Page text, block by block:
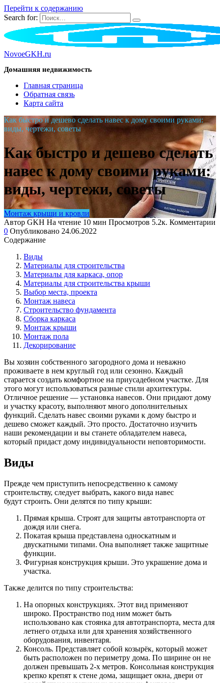
Перейти к содержанию
Search for:
NovoeGKH.ru
Домашняя недвижимость
Главная страница
Обратная связь
Карта сайта
Как быстро и дешево сделать навес к дому своими руками:
виды, чертежи, советы
Как быстро и дешево сделать
навес к дому своими руками:
виды, чертежи, советы
Монтаж крыши и кровли
Автор GKH На чтение 10 мин Просмотров 5.2к. Комментарии
0 Опубликовано 24.06.2022
Содержание
Виды
Материалы для строительства
Материалы для каркаса, опор
Материалы для строительства крыши
Выбор места, проекта
Монтаж навеса
Строительство фундамента
Сборка каркаса
Монтаж крыши
Монтаж пола
Декорирование
Вы хозяин собственного загородного дома и неважно
проживаете в нем круглый год или сезонно. Каждый
старается создать комфортное на приусадебном участке. Для
этого могут использоваться разные стили архитектуры.
Отличное решение — установка навесов. Они придают дому
и участку красоту, выполняют много дополнительных
функций. Сделать навес своими руками к дому быстро и
дешево сможет каждый. Это просто. Достаточно изучить
наши рекомендации и вы станете обладателем навеса,
который придаст дому индивидуальности неповторимости.
Виды
Прежде чем приступить непосредственно к самому
строительству, следует выбрать, какого вида навес
будут строить. Они делятся по типу крыши:
Прямая крыша. Строят для защиты автотранспорта от
дождя или снега.
Покатая крыша представлена односкатным и
двускатными типами. Она выполняет также защитные
функции.
Фигурная конструкция крыши. Это украшение дома и
участка.
Также делится по типу строительства:
На опорных конструкциях. Этот вид применяют
широко. Пространство под ним может быть
использовано как стоянка для автотранспорта, места для
летнего отдыха или для хранения хозяйственного
оборудования, инвентаря.
Консоль. Представляет собой козырёк, который может
быть расположен по периметру дома. По ширине он не
должен превышать 2-х метров. Консольная конструкция
крепко крепят к стене дома, защищает окна, двери от